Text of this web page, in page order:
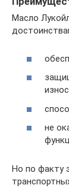
Масло
не
Но по факту